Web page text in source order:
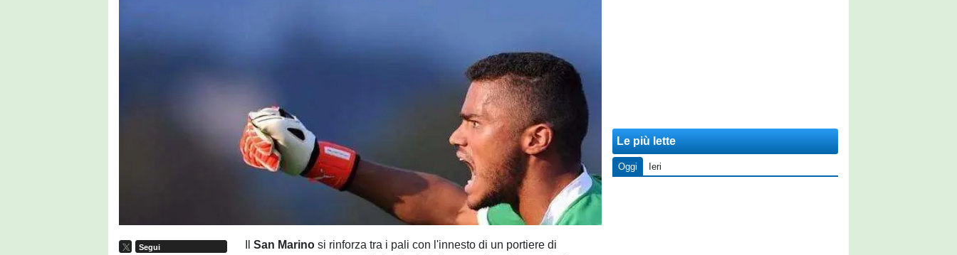
Segui IlSan Marino si rinforza tra i pali con l'innesto di un portiere di
Le più lette
Oggi Ieri